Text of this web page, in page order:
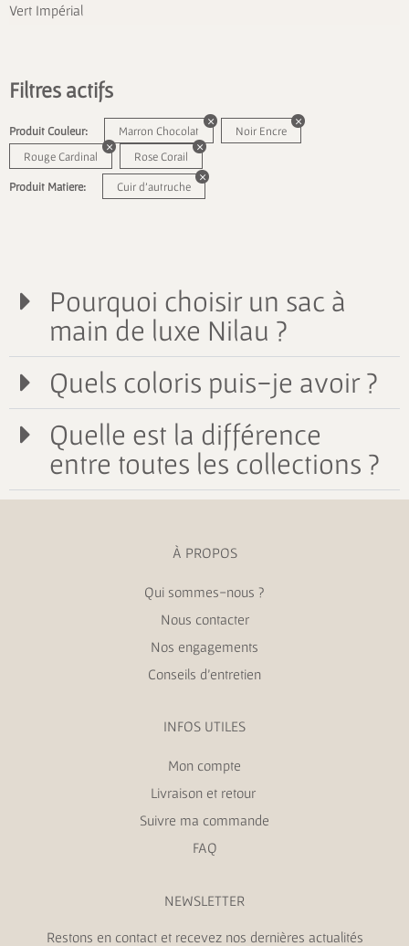
Vert Impérial
Filtres actifs
Produit Couleur: Marron Chocolat
Noir Encre
Rouge Cardinal
Rose Corail
Produit Matiere: Cuir d'autruche
Pourquoi choisir un sac à
main de luxe Nilau ?
Quels coloris puis-je avoir ?
Quelle est la différence
entre toutes les collections ?
À PROPOS
Qui sommes-nous ?
Nous contacter
Nos engagements
Conseils d’entretien
INFOS UTILES
Mon compte
Livraison et retour
Suivre ma commande
FAQ
NEWSLETTER
Restons en contact et recevez nos dernières actualités